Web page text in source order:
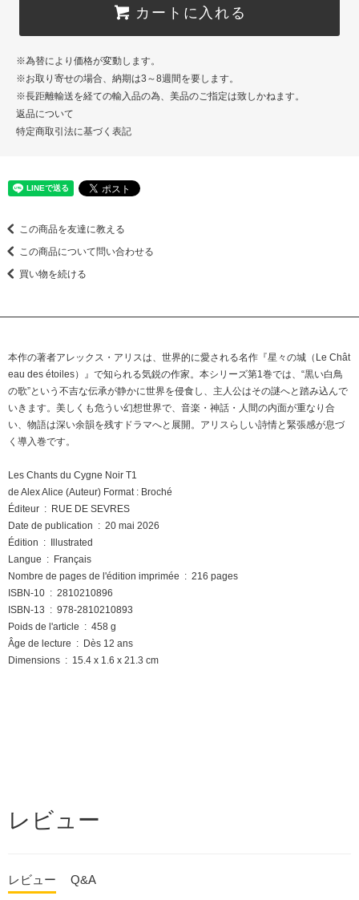
カートに入れる
※為替により価格が変動します。
※お取り寄せの場合、納期は3～8週間を要します。
※長距離輸送を経ての輸入品の為、美品のご指定は致しかねます。
返品について
特定商取引法に基づく表記
この商品を友達に教える
この商品について問い合わせる
買い物を続ける
本作の著者アレックス・アリスは、世界的に愛される名作『星々の城（Le Chât
eau des étoiles）』で知られる気鋭の作家。本シリーズ第1巻では、“黒い白鳥
の歌”という不吉な伝承が静かに世界を侵食し、主人公はその謎へと踏み込んで
いきます。美しくも危うい幻想世界で、音楽・神話・人間の内面が重なり合
い、物語は深い余韻を残すドラマへと展開。アリスらしい詩情と緊張感が息づ
く導入巻です。
Les Chants du Cygne Noir T1
de Alex Alice (Auteur) Format : Broché
Éditeur ‏ : ‎ RUE DE SEVRES
Date de publication ‏ : ‎ 20 mai 2026
Édition ‏ : ‎ Illustrated
Langue ‏ : ‎ Français
Nombre de pages de l'édition imprimée ‏ : ‎ 216 pages
ISBN-10 ‏ : ‎ 2810210896
ISBN-13 ‏ : ‎ 978-2810210893
Poids de l'article ‏ : ‎ 458 g
Âge de lecture ‏ : ‎ Dès 12 ans
Dimensions ‏ : ‎ 15.4 x 1.6 x 21.3 cm
レビュー
レビュー Q&A